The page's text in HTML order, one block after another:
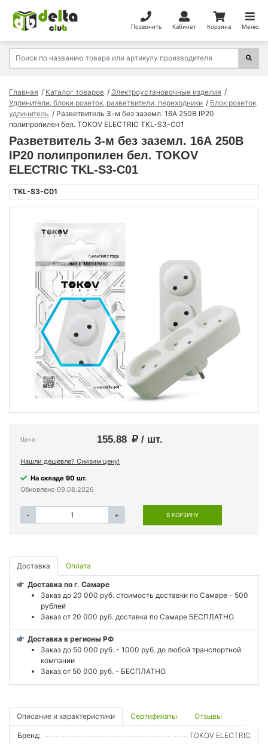
Позвонить Кабинет Корзина Меню
Главная Каталог товаров
Электроустановочные изделия
Удлинители, блоки розеток, разветвители, переходники
Блок розеток,
удлинитель
Разветвитель 3-м без заземл. 16А 250В IP20
полипропилен бел. TOKOV ELECTRIC TKL-S3-C01
Разветвитель 3-м без заземл. 16А 250В
IP20 полипропилен бел. TOKOV
ELECTRIC TKL-S3-C01
TKL-S3-C01
Цена 155.88 / шт.
Нашли дешевле? Снизим цену!
На складе 90 шт.
Обновлено 09.08.2026
- + В КОРЗИНУ
Доставка Оплата
Доставка по г. Самаре
Заказ до 20 000 руб. стоимость доставки по Самаре - 500
рублей
Заказ от 20 000 руб. доставка по Самаре БЕСПЛАТНО
Доставка в регионы РФ
Заказ до 50 000 руб. - 1000 руб. до любой транспортной
компании
Заказ от 50 000 руб. - БЕСПЛАТНО
Описание и характеристики Сертификаты Отзывы
Бренд:
TOKOV ELECTRIC